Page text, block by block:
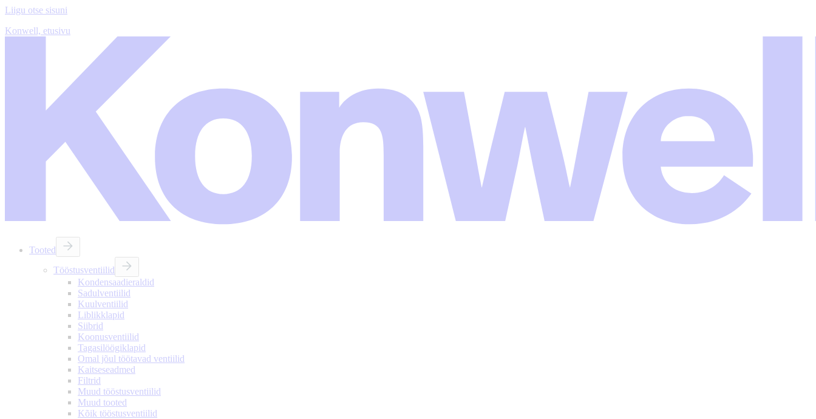
Liigu otse sisuni
Konwell, etusivu
Tooted
Tööstusventiilid
Kondensaadieraldid
Sadulventiilid
Kuulventiilid
Liblikklapid
Siibrid
Koonusventiilid
Tagasilöögiklapid
Omal jõul töötavad ventiilid
Kaitseseadmed
Filtrid
Muud tööstusventiilid
Muud tooted
Kõik tööstusventiilid